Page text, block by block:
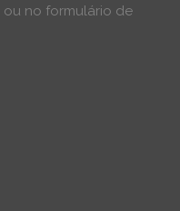
ou no formulário de